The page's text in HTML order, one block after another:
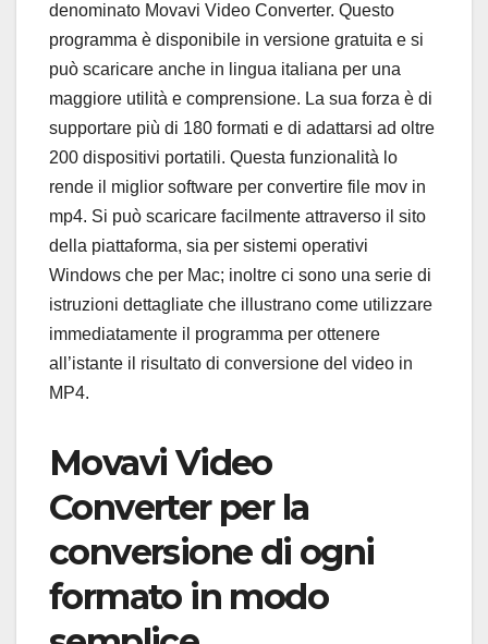
denominato Movavi Video Converter. Questo
programma è disponibile in versione gratuita e si
può scaricare anche in lingua italiana per una
maggiore utilità e comprensione. La sua forza è di
supportare più di 180 formati e di adattarsi ad oltre
200 dispositivi portatili. Questa funzionalità lo
rende il miglior software per convertire file mov in
mp4. Si può scaricare facilmente attraverso il sito
della piattaforma, sia per sistemi operativi
Windows che per Mac; inoltre ci sono una serie di
istruzioni dettagliate che illustrano come utilizzare
immediatamente il programma per ottenere
all’istante il risultato di conversione del video in
MP4.
Movavi Video
Converter per la
conversione di ogni
formato in modo